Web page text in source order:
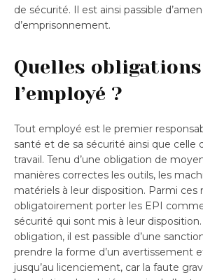
de sécurité. Il est ainsi passible
d’emprisonnement.
Quelles
l’employé ?
Tout employé est le premier
santé et de sa sécurité ainsi que celle
travail. Tenu d’une obligation de
manières correctes les outils, les
matériels à leur disposition. Parmi ces
obligatoirement porter les EPI
sécurité qui sont mis à leur
obligation, il est passible d’une
prendre la forme d’un avertissement
jusqu’au licenciement, car la faute